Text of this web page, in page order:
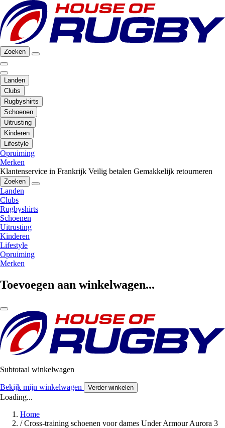
Zoeken
Landen
Clubs
Rugbyshirts
Schoenen
Uitrusting
Kinderen
Lifestyle
Opruiming
Merken
Klantenservice in Frankrijk Veilig betalen Gemakkelijk retourneren
Zoeken
Landen
Clubs
Rugbyshirts
Schoenen
Uitrusting
Kinderen
Lifestyle
Opruiming
Merken
Toevoegen aan winkelwagen...
Subtotaal winkelwagen
Bekijk mijn winkelwagen Verder winkelen
Loading...
Home
/ Cross-training schoenen voor dames Under Armour Aurora 3